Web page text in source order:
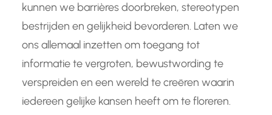
kunnen we barrières doorbreken, stereotypen
bestrijden en gelijkheid bevorderen. Laten we
ons allemaal inzetten om toegang tot
informatie te vergroten, bewustwording te
verspreiden en een wereld te creëren waarin
iedereen gelijke kansen heeft om te floreren.